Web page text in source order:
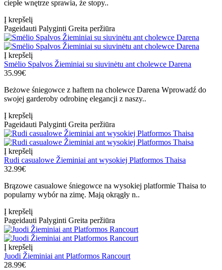
ciepłe wnętrze sprawia, że stopy..
Į krepšelį
Pageidauti Palyginti Greita peržiūra
Į krepšelį
Smėlio Spalvos Žieminiai su siuvinėtu ant cholewce Darena
35.99€
Beżowe śniegowce z haftem na cholewce Darena Wprowadź do
swojej garderoby odrobinę elegancji z naszy..
Į krepšelį
Pageidauti Palyginti Greita peržiūra
Į krepšelį
Rudi casualowe Žieminiai ant wysokiej Platformos Thaisa
32.99€
Brązowe casualowe śniegowce na wysokiej platformie Thaisa to
popularny wybór na zimę. Mają okrągły n..
Į krepšelį
Pageidauti Palyginti Greita peržiūra
Į krepšelį
Juodi Žieminiai ant Platformos Rancourt
28.99€